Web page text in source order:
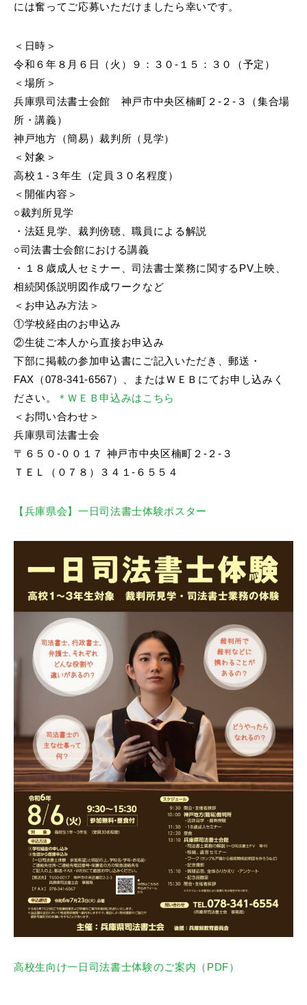
には奮ってご応募いただけましたら幸いです。
＜日時＞
令和６年８月６日（火）９：３０-１５：３０（予定）
＜場所＞
兵庫県司法書士会館 神戸市中央区楠町２-２-３（集合場
所・講義）
神戸地方（簡易）裁判所（見学）
＜対象＞
高校１-３年生（定員３０名程度）
＜開催内容＞
○裁判所見学
・法廷見学、裁判傍聴、職員による解説
○司法書士会館における講義
・１８歳成人セミナー、司法書士業務に関するPV上映、
相続関係説明図作成ワークなど
＜お申込み方法＞
①学校経由のお申込み
②生徒ご本人から直接お申込み
下部に掲載の参加申込書にご記入いただき、郵送・
FAX（078-341-6567）、またはＷＥＢにてお申し込みく
ださい。
＊ＷＥＢ申込みはこちら
＜お問い合わせ＞
兵庫県司法書士会
〒６５０-００１７ 神戸市中央区楠町２-２-３
ＴＥＬ（０７８）３４１-６５５４
【兵庫県会】一日司法書士体験ポスター
高校生向け一日司法書士体験のご案内（PDF）